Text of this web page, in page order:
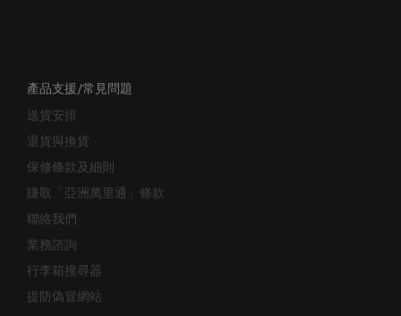
送貨安排
退貨與換貨
保修條款及細則
賺取「亞洲萬里通」條款
聯絡我們
業務諮詢
行李箱搜尋器
提防偽冒網站